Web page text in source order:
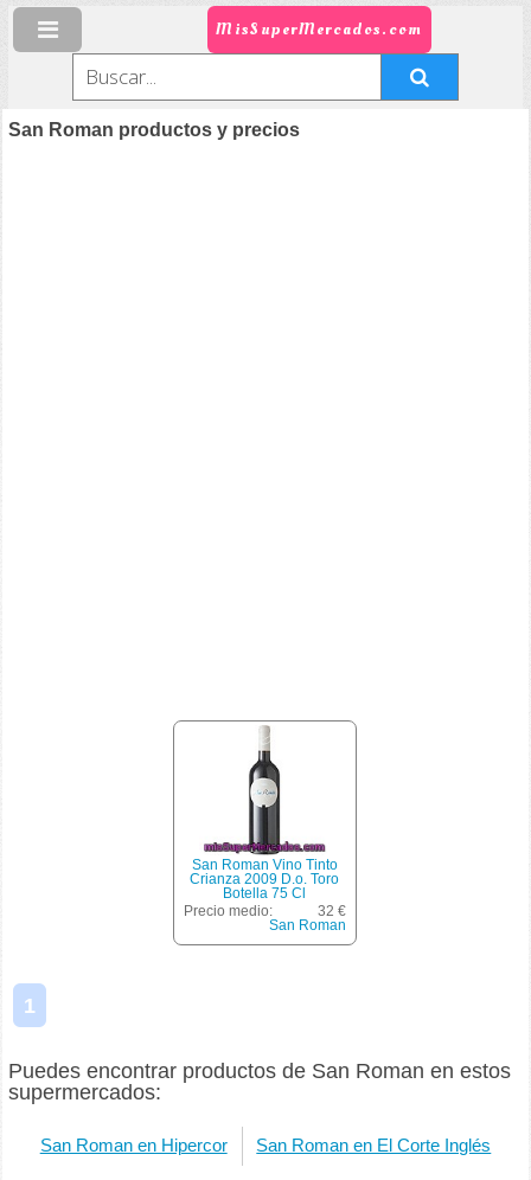
MisSuperMercados.com
San Roman productos y precios
San Roman Vino Tinto
Crianza 2009 D.o. Toro
Botella 75 Cl
Precio medio:
32 €
San Roman
1
Puedes encontrar productos de San Roman en estos
supermercados:
San Roman en Hipercor San Roman en El Corte Inglés